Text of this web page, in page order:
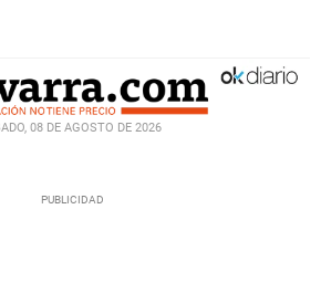
08 DE AGOSTO DE 2026